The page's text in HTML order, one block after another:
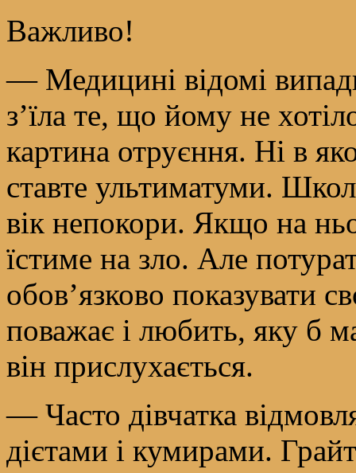
Важливо!
— Медицині відомі
з’їла те, що йому не
картина отруєння. Ні в
ставте ультиматуми.
вік непокори. Якщо на
їстиме на зло. Але
обов’язково показувати
поважає і любить, яку б
він прислухається.
— Часто дівчатка
дієтами і кумирами.